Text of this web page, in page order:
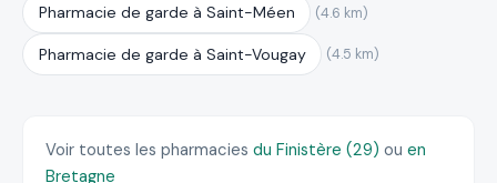
Pharmacie de garde à Saint-Méen (4.6 km)
Pharmacie de garde à Saint-Vougay (4.5 km)
Voir toutes les pharmacies du Finistère (29) ou en
Bretagne